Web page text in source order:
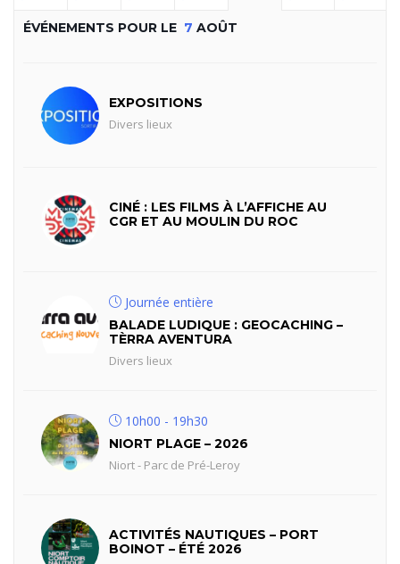
ÉVÉNEMENTS POUR LE 7 AOÛT
EXPOSITIONS
Divers lieux
CINÉ : LES FILMS À L’AFFICHE AU
CGR ET AU MOULIN DU ROC
Journée entière
BALADE LUDIQUE : GEOCACHING –
TÈRRA AVENTURA
Divers lieux
10h00 - 19h30
NIORT PLAGE – 2026
Niort - Parc de Pré-Leroy
ACTIVITÉS NAUTIQUES – PORT
BOINOT – ÉTÉ 2026